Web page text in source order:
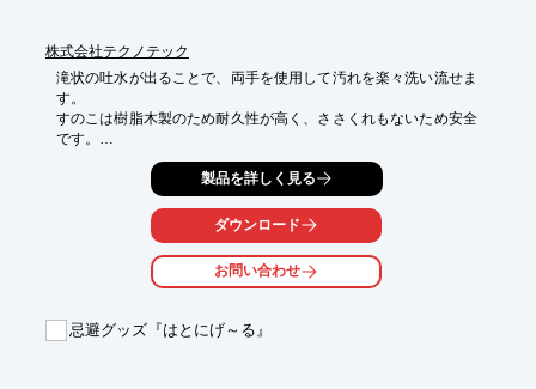
株式会社テクノテック
滝状の吐水が出ることで、両手を使用して汚れを楽々洗い流せま
す。
すのこは樹脂木製のため耐久性が高く、ささくれもないため安全
です。
また、混合栓に接続することでお湯もご使用頂けます。
※水栓柱は別途ご用意ください。
詳しくはお問い合わせ、またはカタログをダウンロードしてくだ
製品を詳しく見る
ダウンロード
お問い合わせ
忌避グッズ『はとにげ～る』